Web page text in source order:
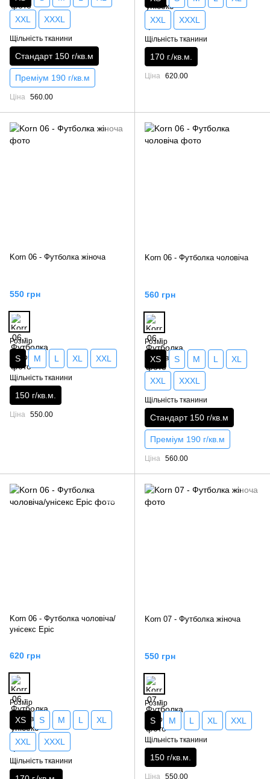
XXL XXXL
Щільність тканини
Стандарт 150 г/кв.м
Преміум 190 г/кв.м
Ціна 560.00
XXL XXXL
Щільність тканини
170 г./кв.м.
Ціна 620.00
Korn 06 - Футболка жіноча
550 грн
Розмір
S M L XL XXL
Щільність тканини
150 г/кв.м.
Ціна 550.00
Korn 06 - Футболка чоловіча
560 грн
Розмір
XS S M L XL
XXL XXXL
Щільність тканини
Стандарт 150 г/кв.м
Преміум 190 г/кв.м
Ціна 560.00
Korn 06 - Футболка чоловіча/
унісекс Epic
620 грн
Розмір
XS S M L XL
XXL XXXL
Щільність тканини
Korn 07 - Футболка жіноча
550 грн
Розмір
S M L XL XXL
Щільність тканини
150 г/кв.м.
Ціна 550.00